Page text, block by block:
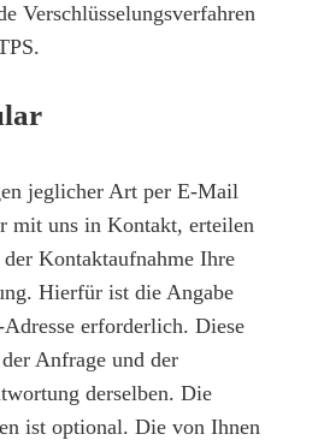
Verschlüsselungsverfahren
jeglicher Art per E-Mail
mit uns in Kontakt, erteilen
Kontaktaufnahme Ihre
Hierfür ist die Angabe
erforderlich. Diese
Anfrage und der
derselben. Die
ist optional. Die von Ihnen